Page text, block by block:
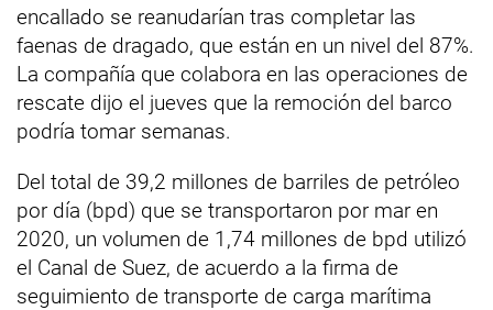
encallado se reanudarían tras completar las
faenas de dragado, que están en un nivel del 87%.
La compañía que colabora en las operaciones de
rescate dijo el jueves que la remoción del barco
podría tomar semanas.
Del total de 39,2 millones de barriles de petróleo
por día (bpd) que se transportaron por mar en
2020, un volumen de 1,74 millones de bpd utilizó
el Canal de Suez, de acuerdo a la firma de
seguimiento de transporte de carga marítima